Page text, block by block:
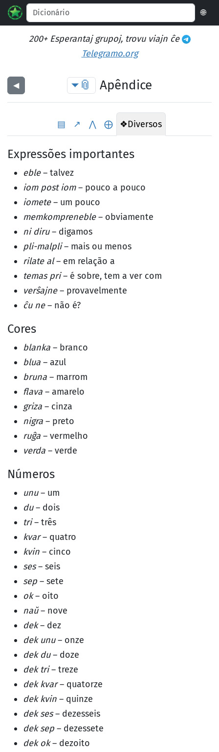
🌐
200+ Esperantaj grupoj, trovu viajn ĉe
Telegramo.org
◀︎ 📎 Apêndice
▤ ↗ ⋀ ⨁ ❖Diversos
Expressões importantes
eble– talvez
iom post iom– pouco a pouco
iomete– um pouco
memkompreneble– obviamente
ni diru– digamos
pli-malpli– mais ou menos
rilate al– em relação a
temas pri– é sobre, tem a ver com
verŝajne– provavelmente
ĉu ne– não é?
Cores
blanka – branco
blua – azul
bruna – marrom
flava – amarelo
griza – cinza
nigra – preto
ruĝa – vermelho
verda – verde
Números
unu– um
du– dois
tri– três
kvar– quatro
kvin – cinco
ses– seis
sep – sete
ok– oito
naŭ– nove
dek– dez
dek unu– onze
dek du– doze
dek tri– treze
dek kvar– quatorze
dek kvin – quinze
dek ses– dezesseis
dek sep – dezessete
dek ok– dezoito